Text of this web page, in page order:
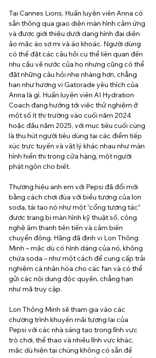
Tại Cannes Lions, Huấn luyện viên Anna có
sẵn thông qua giao diện màn hình cảm ứng
và được giới thiệu dưới dạng hình đại diện
ảo mặc áo sơ mi và áo khoác. Người dùng
có thể đặt các câu hỏi cụ thể liên quan đến
nhu cầu về nước của họ nhưng cũng có thể
đặt những câu hỏi nhẹ nhàng hơn, chẳng
hạn như hương vị Gatorade yêu thích của
Anna là gì. Huấn luyện viên AI Hydration
Coach đang hướng tới việc thử nghiệm ở
một số ít thị trường vào cuối năm 2024
hoặc đầu năm 2025, với mục tiêu cuối cùng
là thu hút người tiêu dùng tại các điểm tiếp
xúc trực tuyến và vật lý khác nhau như màn
hình hiển thị trong cửa hàng, một người
phát ngôn cho biết.
Thương hiệu anh em với Pepsi đã đổi mới
bằng cách chơi đùa với biểu tượng của lon
soda, tái tạo nó như một “cổng tương tác”
được trang bị màn hình kỹ thuật số, công
nghệ âm thanh tiên tiến và cảm biến
chuyển động. Hãng đã định vị Lon Thông
Minh – mặc dù có hình dáng của nó, không
chứa soda – như một cách để cung cấp trải
nghiệm cá nhân hóa cho các fan và có thể
gửi các nội dung độc quyền, chẳng hạn
như mã truy cập.
Lon Thông Minh sẽ tham gia vào các
chương trình khuyến mãi tương lai của
Pepsi với các nhà sáng tạo trong lĩnh vực
trò chơi, thể thao và nhiều lĩnh vực khác,
mặc dù hiện tại chúng không có sẵn để